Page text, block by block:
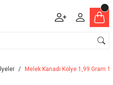
Melek Kanadı Kolye 1,99 Gram